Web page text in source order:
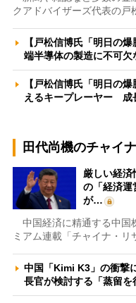
クアドバイザーズ代表の戸
【戸松信博氏「明日の
端半導体の製造に不可
【戸松信博氏「明日の
えるキープレーヤー
田代尚機のチャイ
厳しい経済
の「経済
が…
中国経済に精通する中国
ミアム連載「チャイナ・リ
中国「Kimi K3」の衝撃
長官が検討する「蒸留